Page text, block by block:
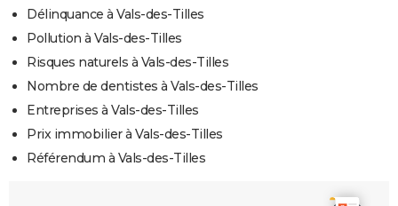
Délinquance à Vals-des-Tilles
Pollution à Vals-des-Tilles
Risques naturels à Vals-des-Tilles
Nombre de dentistes à Vals-des-Tilles
Entreprises à Vals-des-Tilles
Prix immobilier à Vals-des-Tilles
Référendum à Vals-des-Tilles